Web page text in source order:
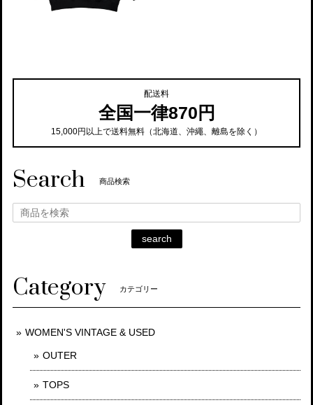
配送料
全国一律870円
15,000円以上で送料無料（北海道、沖繩、離島を除く）
Search 商品検索
search
Category カテゴリー
WOMEN'S VINTAGE & USED
OUTER
TOPS